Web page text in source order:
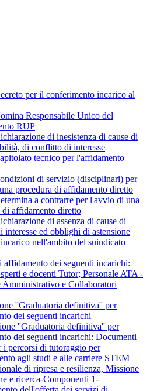
per il conferimento incarico al
Responsabile Unico del
RUP
di inesistenza di cause di
di conflitto di interesse
tecnico per l'affidamento
di servizio (disciplinari) per
procedura di affidamento diretto
a contrarre per l'avvio di una
di affidamento diretto
di assenza di cause di
interesse ed obblighi di astensione
nell'ambito del suindicato
affidamento dei seguenti incarichi:
e docenti Tutor; Personale ATA -
Amministrativo e Collaboratori
''Graduatoria definitiva'' per
dei seguenti incarichi
''Graduatoria definitiva'' per
dei seguenti incarichi: Documenti
i percorsi di tutoraggio per
agli studi e alle carriere STEM
di ripresa e resilienza, Missione
e ricerca-Componenti 1-